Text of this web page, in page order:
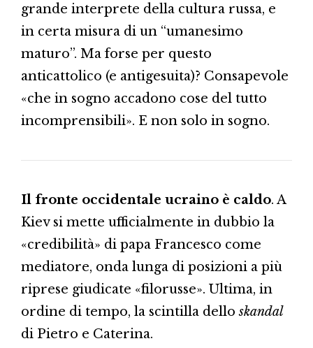
grande interprete della cultura russa, e
in certa misura di un “umanesimo
maturo”. Ma forse per questo
anticattolico (e antigesuita)? Consapevole
«che in sogno accadono cose del tutto
incomprensibili». E non solo in sogno.
Il fronte occidentale ucraino è caldo. A
Kiev si mette ufficialmente in dubbio la
«credibilità» di papa Francesco come
mediatore, onda lunga di posizioni a più
riprese giudicate «filorusse». Ultima, in
ordine di tempo, la scintilla delloskandal
di Pietro e Caterina.